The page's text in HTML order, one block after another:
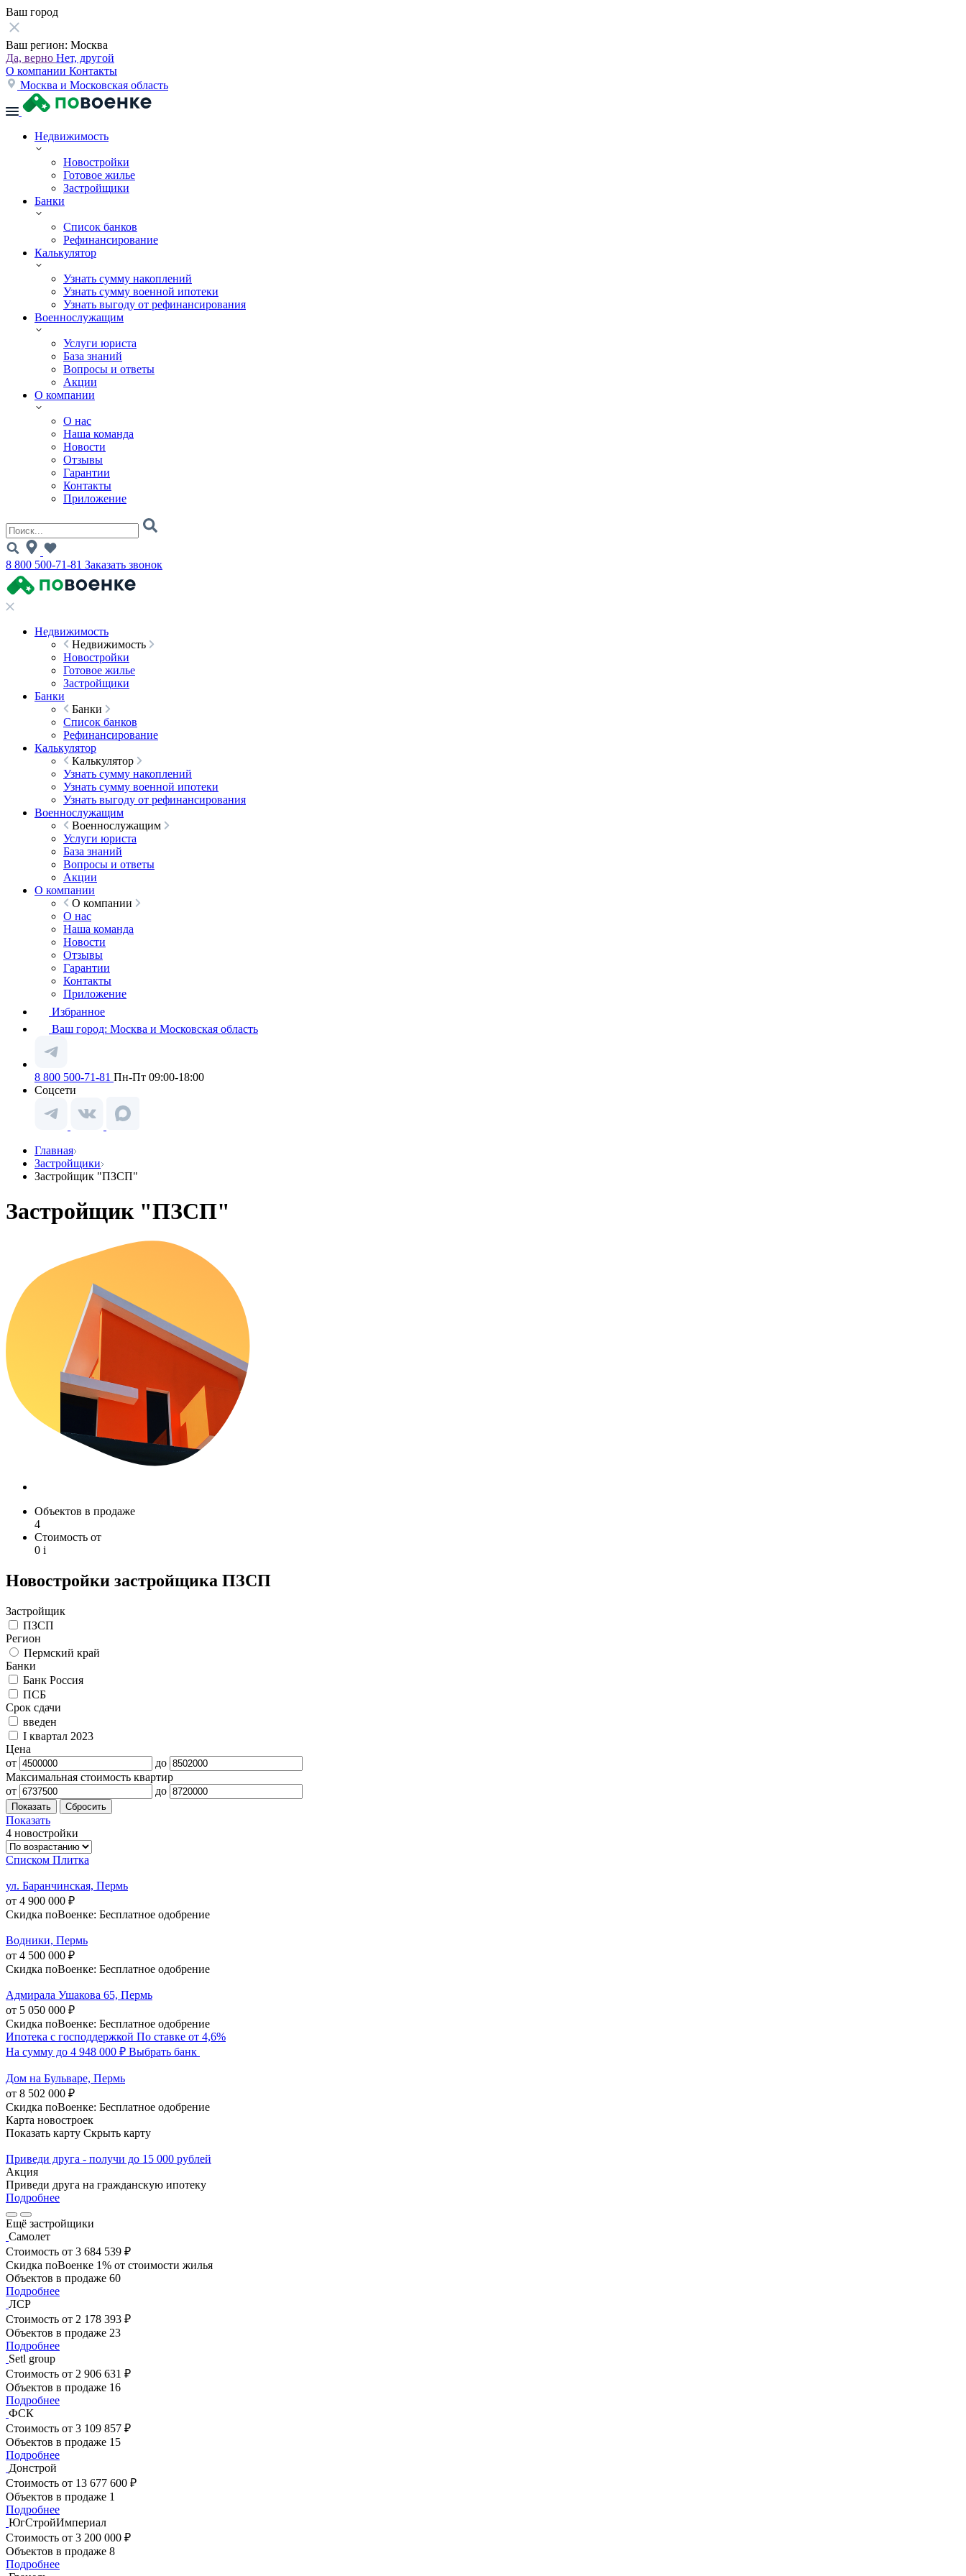
Ваш город
Ваш регион: Москва
Да, верно Нет, другой
О компании Контакты
Москва и Московская область
Недвижимость
Новостройки
Готовое жилье
Застройщики
Банки
Список банков
Рефинансирование
Калькулятор
Узнать сумму накоплений
Узнать сумму военной ипотеки
Узнать выгоду от рефинансирования
Военнослужащим
Услуги юриста
База знаний
Вопросы и ответы
Акции
О компании
О нас
Наша команда
Новости
Отзывы
Гарантии
Контакты
Приложение
8 800 500-71-81 Заказать звонок
Недвижимость
Недвижимость
Новостройки
Готовое жилье
Застройщики
Банки
Банки
Список банков
Рефинансирование
Калькулятор
Калькулятор
Узнать сумму накоплений
Узнать сумму военной ипотеки
Узнать выгоду от рефинансирования
Военнослужащим
Военнослужащим
Услуги юриста
База знаний
Вопросы и ответы
Акции
О компании
О компании
О нас
Наша команда
Новости
Отзывы
Гарантии
Контакты
Приложение
Избранное
Ваш город: Москва и Московская область
8 800 500-71-81 Пн-Пт 09:00-18:00
Соцсети
Главная
Застройщики
Застройщик "ПЗСП"
Застройщик "ПЗСП"
Объектов в продаже
4
Стоимость от
0 i
Новостройки застройщика ПЗСП
Застройщик
ПЗСП
Регион
Пермский край
Банки
Банк Россия
ПСБ
Срок сдачи
введен
I квартал 2023
Цена
от
до
Максимальная стоимость квартир
от
до
Показать
4 новостройки
Списком Плитка
ул. Баранчинская, Пермь
от 4 900 000 ₽
Скидка поВоенке: Бесплатное одобрение
Водники, Пермь
от 4 500 000 ₽
Скидка поВоенке: Бесплатное одобрение
Адмирала Ушакова 65, Пермь
от 5 050 000 ₽
Скидка поВоенке: Бесплатное одобрение
Ипотека с господдержкой По ставке от 4,6%
На сумму до 4 948 000 ₽ Выбрать банк
Дом на Бульваре, Пермь
от 8 502 000 ₽
Скидка поВоенке: Бесплатное одобрение
Карта новостроек
Показать карту Скрыть карту
Приведи друга - получи до 15 000 рублей
Акция
Приведи друга на гражданскую ипотеку
Подробнее
Ещё застройщики
Самолет
Стоимость от 3 684 539 ₽
Скидка поВоенке 1% от стоимости жилья
Объектов в продаже 60
Подробнее
ЛСР
Стоимость от 2 178 393 ₽
Объектов в продаже 23
Подробнее
Setl group
Стоимость от 2 906 631 ₽
Объектов в продаже 16
Подробнее
ФСК
Стоимость от 3 109 857 ₽
Объектов в продаже 15
Подробнее
Донстрой
Стоимость от 13 677 600 ₽
Объектов в продаже 1
Подробнее
ЮгСтройИмпериал
Стоимость от 3 200 000 ₽
Объектов в продаже 8
Подробнее